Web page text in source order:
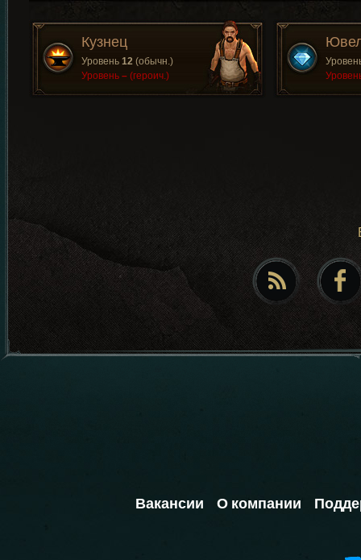
Кузнец
Уровень 12 (обычн.)
Уровень – (героич.)